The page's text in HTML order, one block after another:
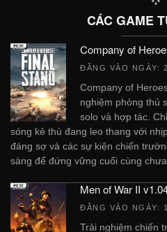
CÁC GAME
Company of
ĐĂNG VÀO NGÀY:
Company of
nghiệm phòng thủ
solo và hợp tác.
sóng kẻ thù đang leo thang với
đáng sợ và các sự kiện chiến
sàng để đứng vững cuối cùng
Men of War II
ĐĂNG VÀO NGÀY:
Trải nghiệm chiến